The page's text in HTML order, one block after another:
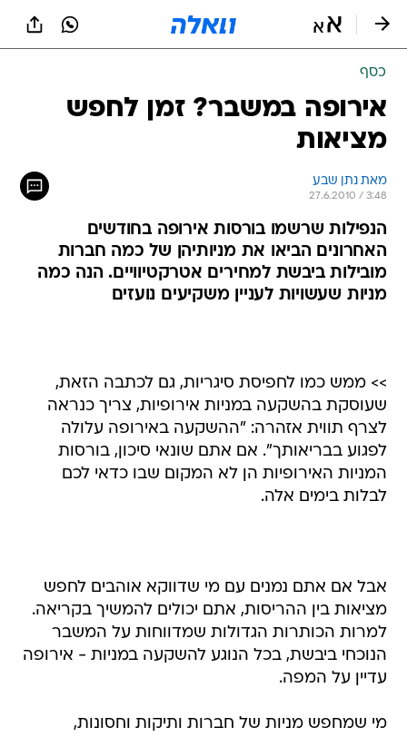
כסף
אירופה במשבר? זמן לחפש
מציאות
מאת נתן שבע
27.6.2010 / 3:48
הנפילות שרשמו בורסות אירופה בחודשים
האחרונים הביאו את מניותיהן של כמה חברות
מובילות ביבשת למחירים אטרקטיוויים. הנה כמה
מניות שעשויות לעניין משקיעים נועזים
>> ממש כמו לחפיסת סיגריות, גם לכתבה הזאת,
שעוסקת בהשקעה במניות אירופיות, צריך כנראה
לצרף תווית אזהרה: "ההשקעה באירופה עלולה
לפגוע בבריאותך". אם אתם שונאי סיכון, בורסות
המניות האירופיות הן לא המקום שבו כדאי לכם
לבלות בימים אלה.
אבל אם אתם נמנים עם מי שדווקא אוהבים לחפש
מציאות בין ההריסות, אתם יכולים להמשיך בקריאה.
למרות הכותרות הגדולות שמדווחות על המשבר
הנוכחי ביבשת, בכל הנוגע להשקעה במניות - אירופה
עדיין על המפה.
מי שמחפש מניות של חברות ותיקות וחסונות,